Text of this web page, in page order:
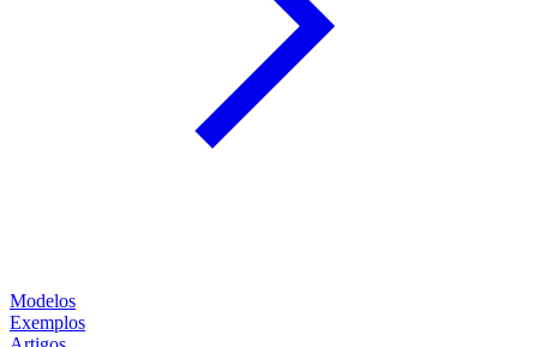
Modelos
Exemplos